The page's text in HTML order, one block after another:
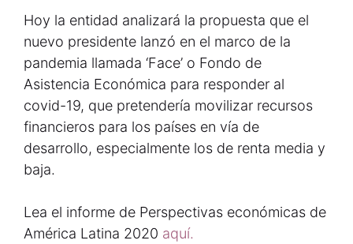
Hoy la entidad analizará la propuesta que el
nuevo presidente lanzó en el marco de la
pandemia llamada ‘Face’ o Fondo de
Asistencia Económica para responder al
covid-19, que pretendería movilizar recursos
financieros para los países en vía de
desarrollo, especialmente los de renta media y
baja.
Lea el informe de Perspectivas económicas de
América Latina 2020 aquí.